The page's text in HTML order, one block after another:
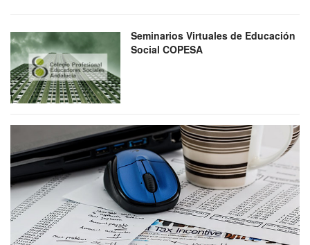
Seminarios Virtuales de Educación
Social COPESA